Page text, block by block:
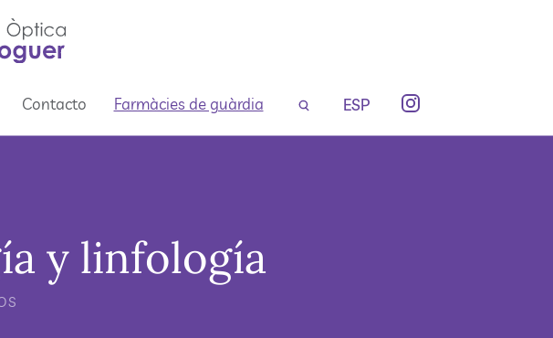
Contacto Farmàcies de guàrdia ESP
y linfología